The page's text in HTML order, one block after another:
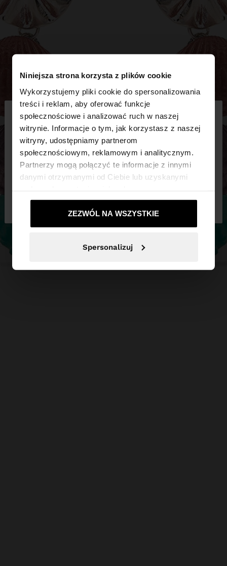
Niniejsza strona korzysta z plików cookie
Wykorzystujemy pliki cookie do spersonalizowania
treści i reklam, aby oferować funkcje
społecznościowe i analizować ruch w naszej
witrynie. Informacje o tym, jak korzystasz z naszej
witryny, udostępniamy partnerom
społecznościowym, reklamowym i analitycznym.
Partnerzy mogą połączyć te informacje z innymi
danymi otrzymanymi od Ciebie lub uzyskanymi
ZEZWÓL NA WSZYSTKIE
Spersonalizuj
witaj
Odwiedzasz stronę z Polska. Czy chcesz
przeglądać naszą stronę United States?